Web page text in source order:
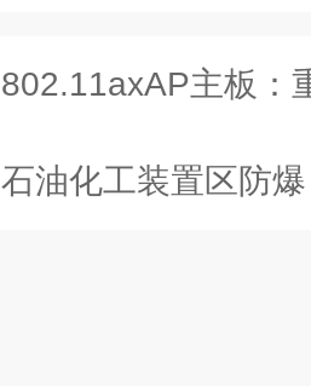
802.11axAP主板：重塑高
石油化工装置区防爆 AP 部署指南：